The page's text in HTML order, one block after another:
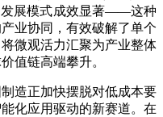
发展模式成效显著——这种
业协同，有效破解了单个
微观活力汇聚为产业整体
值链高端攀升。
造正加快摆脱对低成本要
化应用驱动的新赛道。在